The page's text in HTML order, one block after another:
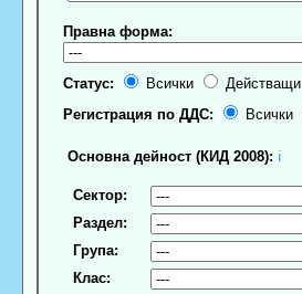
Правна форма:
Статус: Всички Действащи
Регистрация по ДДС:
Всички
Основна дейност (КИД 2008): ℹ
Сектор:
Раздел:
Група:
Клас: